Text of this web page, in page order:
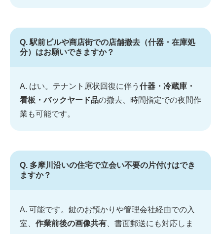
Q. 駅前ビルや商店街での店舗撤去（什器・在庫処
分）はお願いできますか？
A. はい。テナント原状回復に伴う 什器・冷蔵庫・
看板・バックヤード品の撤去、時間指定での夜間作
業も可能です。
Q. 多摩川沿いの住宅で立会い不要の片付けはでき
ますか？
A. 可能です。鍵のお預かりや管理会社経由での入
室、 作業前後の画像共有 、書面郵送にも対応しま